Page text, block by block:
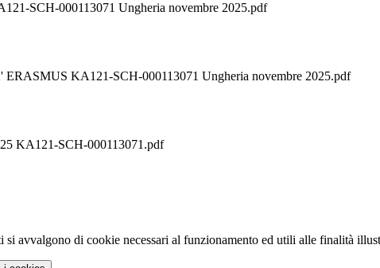
SCH-000113071 Ungheria novembre 2025.pdf
KA121-SCH-000113071 Ungheria novembre 2025.pdf
KA121-SCH-000113071.pdf
avvalgono di cookie necessari al funzionamento ed utili alle finalità